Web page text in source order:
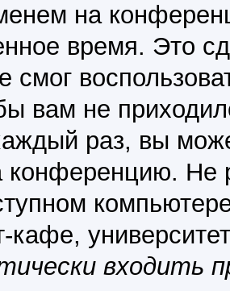
на
время. Это
смог
вам не
раз, вы
конференцию. Не
кафе,
входить